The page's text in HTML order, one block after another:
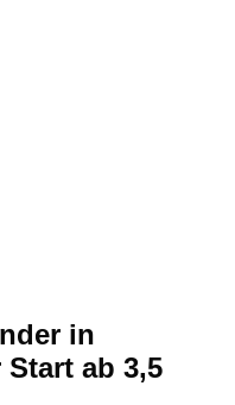
in
ab 3,5